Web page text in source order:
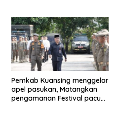
Kuansing
Pemkab Kuansing menggelar
apel pasukan, Matangkan
pengamanan Festival pacu